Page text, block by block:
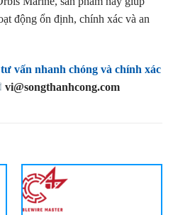
động ổn định, chính xác và an
vấn nhanh chóng và chính xác
vi@songthanhcong.com